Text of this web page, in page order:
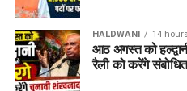
HALDWANI 14
आठ अगस्त को
रैली को करेंगे संबोधित